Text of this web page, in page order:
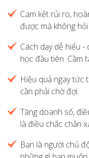
Cam kết rủi ro,
được mà không
Cách dạy dễ hiểu
học đầu tiên. Cầm
Hiệu quả ngay tức
cần phải chờ đợi.
Tăng doanh số,
là điều chắc chắn
Bạn là người chủ